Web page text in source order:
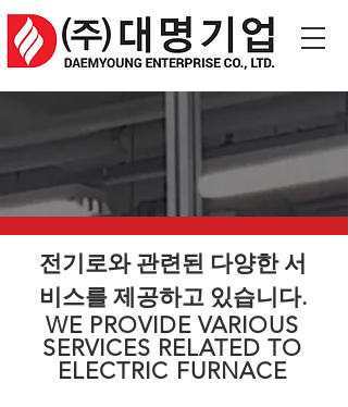
전기로와 관련된 다양한 서
비스를 제공하고 있습니다.
WE PROVIDE VARIOUS
SERVICES RELATED TO
ELECTRIC FURNACE